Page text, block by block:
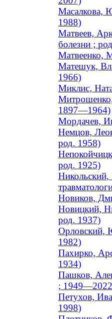
Масалкова,
1988)
Матвеев,
болезни ;
Матвеенко,
Матешук,
1966)
Миклис,
Митрошенко,
1897—1964)
Мордачев,
Немцов,
род. 1958)
род. 1925)
Никольский,
Новиков,
Новицкий,
род. 1937)
Орловский,
1982)
Пахирко,
1934)
Пашков,
;
Петухов,
1998)